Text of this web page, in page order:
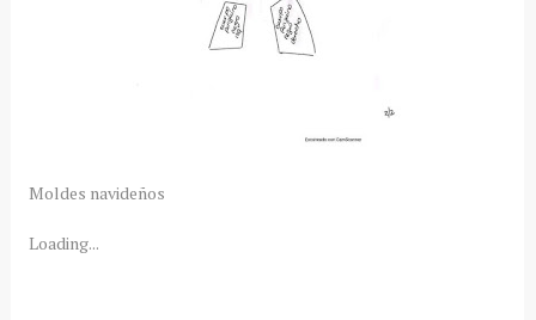
Moldes navideños
Loading...